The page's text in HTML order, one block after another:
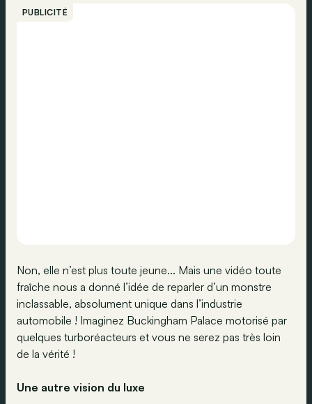
PUBLICITÉ
Non, elle n’est plus toute jeune... Mais une vidéo toute
fraîche nous a donné l’idée de reparler d’un monstre
inclassable, absolument unique dans l’industrie
automobile ! Imaginez Buckingham Palace motorisé par
quelques turboréacteurs et vous ne serez pas très loin
de la vérité !
Une autre vision du luxe